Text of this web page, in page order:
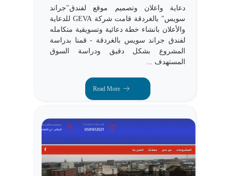
دعاية واعلان وتصميم موقع لفندق"جراند
سويس" بالغردقة قامت شركة GEVA للدعاية
والأعلان بانشاء خطة دعائية وتسويقية متكامله
لفندق جراند سويس بالغردقة - قمنا بدراسة
المشروع بشكل دقيق ودراسة السوق
المستهدف ...
Read More